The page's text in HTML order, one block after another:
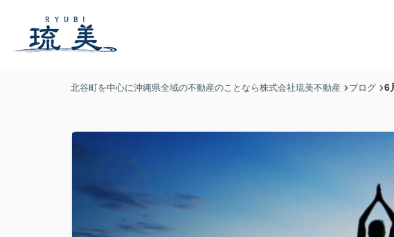
北谷町を中心に沖縄県全域の不動産のことなら株式会社琉美不動産 ブログ 6